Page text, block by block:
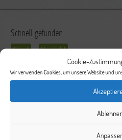
Cookie-
Wir verwenden Cookies, um unsere Website und
Schnell gefunden
Start Kontakt